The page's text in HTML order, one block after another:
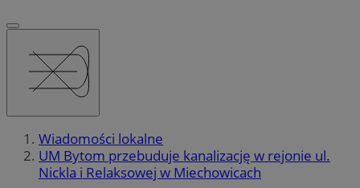
Wiadomości lokalne
UM Bytom przebuduje kanalizację w rejonie ul.
Nickla i Relaksowej w Miechowicach